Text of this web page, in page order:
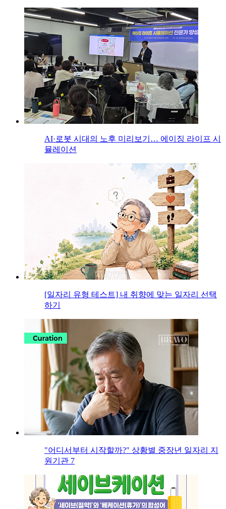
AI·로봇 시대의 노후 미리보기… 에이징 라이프 시
뮬레이션
[일자리 유형 테스트] 내 취향에 맞는 일자리 선택
하기
"어디서부터 시작할까?" 상황별 중장년 일자리 지
원기관 7